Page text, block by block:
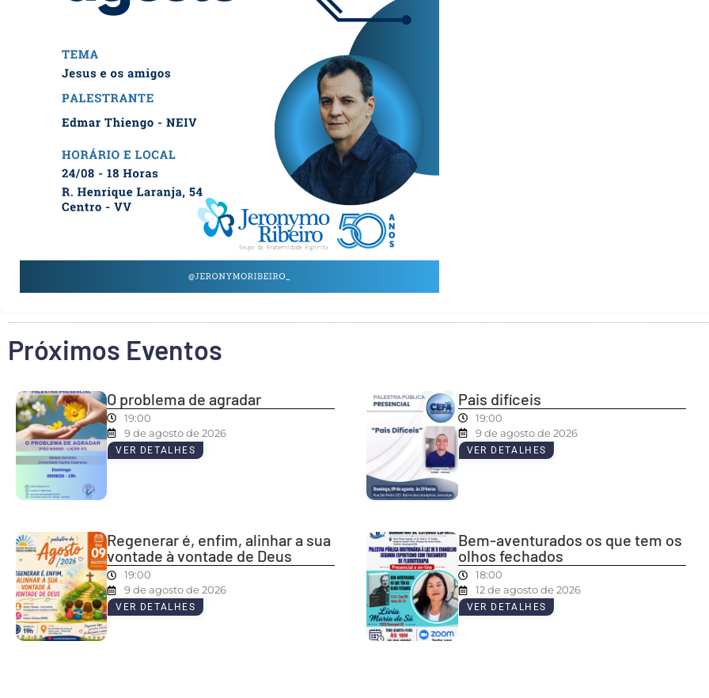
Próximos Eventos
O problema de agradar
19:00
9 de agosto de 2026
VER DETALHES
Pais difíceis
19:00
9 de agosto de 2026
VER DETALHES
Regenerar é, enfim, alinhar a sua
vontade à vontade de Deus
19:00
9 de agosto de 2026
VER DETALHES
Bem-aventurados os que tem os
olhos fechados
18:00
12 de agosto de 2026
VER DETALHES